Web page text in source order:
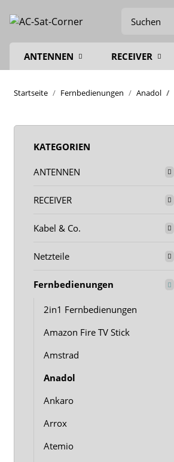
ANTENNEN RECEIVER
Startseite Fernbedienungen Anadol
KATEGORIEN
ANTENNEN
RECEIVER
Kabel & Co.
Netzteile
Fernbedienungen
2in1 Fernbedienungen
Amazon Fire TV Stick
Amstrad
Anadol
Ankaro
Arrox
Atemio